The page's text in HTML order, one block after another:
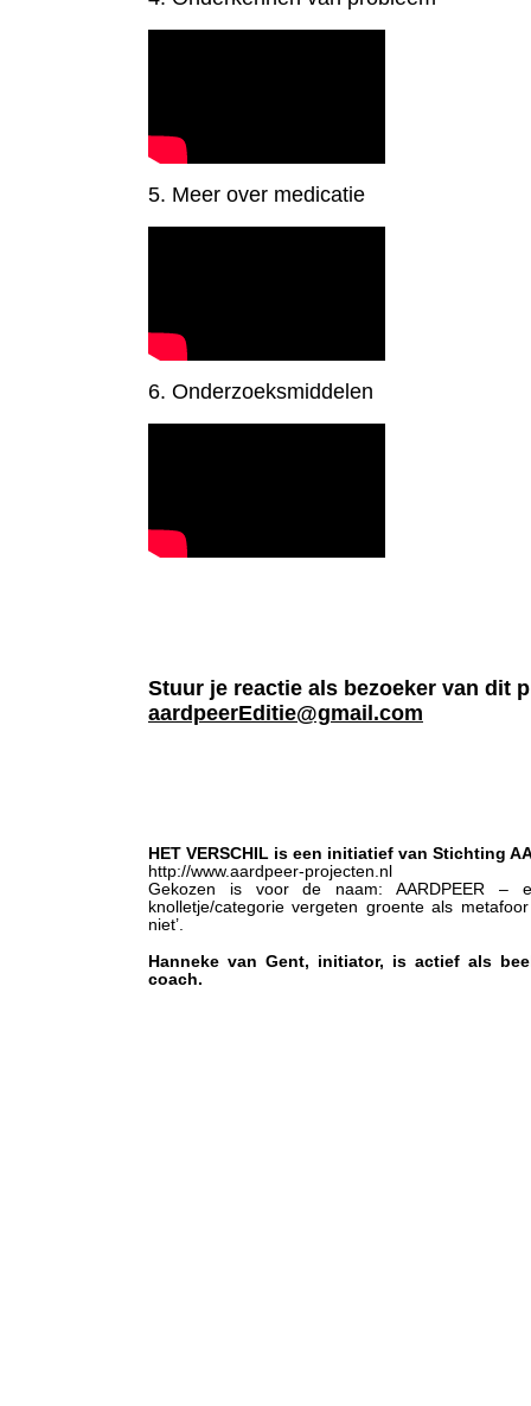
5. Meer over medicatie
6. Onderzoeksmiddelen
Stuur je reactie als bezoeker van dit
aardpeerEditie@gmail.com
HET VERSCHIL is een initiatief van Stichting
http://www.aardpeer-projecten.nl
Gekozen is voor de naam: AARDPEER –
knolletje/categorie vergeten groente als
niet’.
Hanneke van Gent, initiator, is actief als
coach.